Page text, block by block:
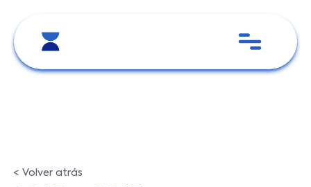
< Volver atrás